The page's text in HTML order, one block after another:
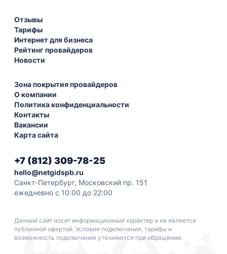
Отзывы
Тарифы
Интернет для бизнеса
Рейтинг провайдеров
Новости
Зона покрытия провайдеров
О компании
Политика конфиденциальности
Контакты
Вакансии
Карта сайта
+7 (812) 309-78-25
hello@netgidspb.ru
Санкт-Петербург, Московский пр. 151
ежедневно с 10:00 до 22:00
Данный сайт носит информационный характер и не является
публичной офертой. Условия подключения, тарифы и
возможность подключения уточняются при обращении.